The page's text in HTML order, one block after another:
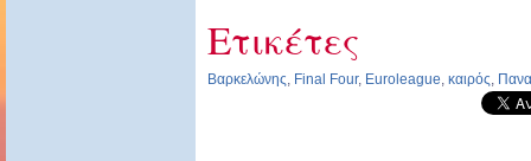
Ετικέτες
Βαρκελώνης, Final Four, Euroleague, καιρός,